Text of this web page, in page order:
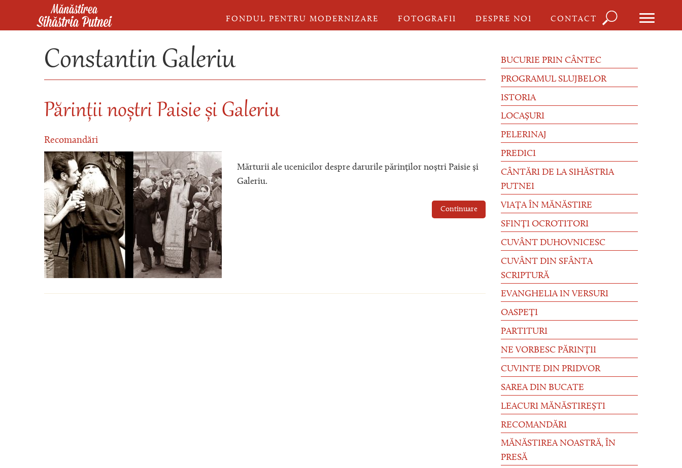
Mergi la conţinutul principal
FONDUL PENTRU MODERNIZARE FOTOGRAFII DESPRE NOI CONTACT
căutare
Constantin Galeriu
Părinții noștri Paisie și Galeriu
Recomandări
Mărturii ale ucenicilor despre darurile părinților noștri Paisie și
Galeriu.
Continuare
BUCURIE PRIN CÂNTEC
PROGRAMUL SLUJBELOR
ISTORIA
LOCAȘURI
PELERINAJ
PREDICI
CÂNTĂRI DE LA SIHĂSTRIA
PUTNEI
VIAȚA ÎN MĂNĂSTIRE
SFINȚI OCROTITORI
CUVÂNT DUHOVNICESC
CUVÂNT DIN SFÂNTA
SCRIPTURĂ
EVANGHELIA IN VERSURI
OASPEȚI
PARTITURI
NE VORBESC PĂRINȚII
CUVINTE DIN PRIDVOR
SAREA DIN BUCATE
LEACURI MĂNĂSTIREȘTI
RECOMANDĂRI
MĂNĂSTIREA NOASTRĂ, ÎN
PRESĂ